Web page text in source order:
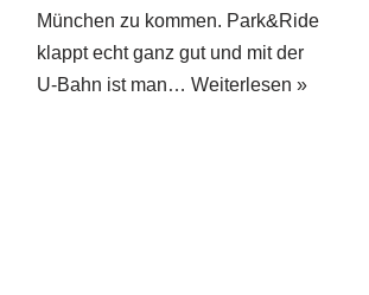
München zu kommen. Park&Ride
klappt echt ganz gut und mit der
U-Bahn ist man… Weiterlesen »